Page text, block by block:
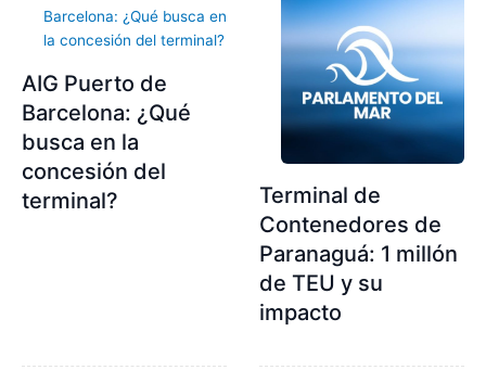
AIG Puerto de
Barcelona: ¿Qué
busca en la
concesión del
terminal?
Terminal de
Contenedores de
Paranaguá: 1 millón
de TEU y su
impacto